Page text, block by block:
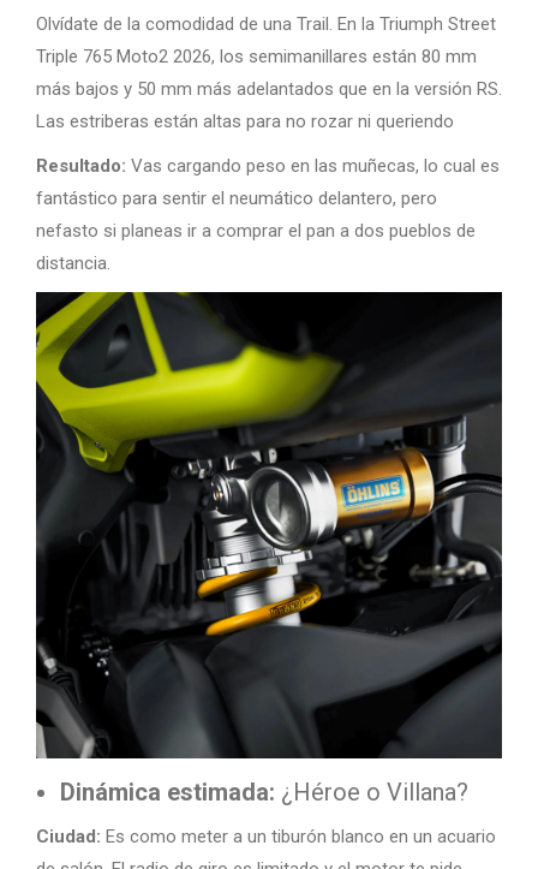
Olvídate de la comodidad de una Trail. En la Triumph Street
Triple 765 Moto2 2026, los semimanillares están 80 mm
más bajos y 50 mm más adelantados que en la versión RS.
Las estriberas están altas para no rozar ni queriendo
Resultado: Vas cargando peso en las muñecas, lo cual es
fantástico para sentir el neumático delantero, pero
nefasto si planeas ir a comprar el pan a dos pueblos de
distancia.
Dinámica estimada: ¿Héroe o Villana?
Ciudad: Es como meter a un tiburón blanco en un acuario